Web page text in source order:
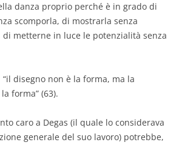
danza proprio perché è in grado di
scomporla, di mostrarla senza
di metterne in luce le potenzialità senza
disegno non è la forma, ma la
forma” (63).
caro a Degas (il quale lo considerava
generale del suo lavoro) potrebbe,